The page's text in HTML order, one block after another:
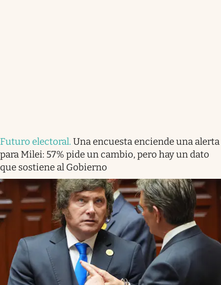
Futuro electoral. Una encuesta enciende una alerta
para Milei: 57% pide un cambio, pero hay un dato
que sostiene al Gobierno